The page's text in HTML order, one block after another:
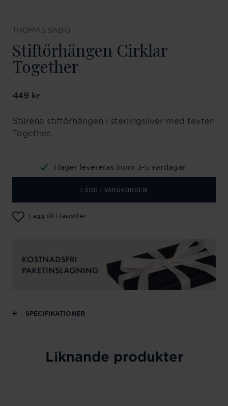
THOMAS SABO
Stiftörhängen Cirklar
Together
Pris:449 kr
449 kr
Stilrena stiftörhängen i sterlingsilver med texten
Together.
I lager levereras inom 3-5 vardagar
LÄGG I VARUKORGEN
Lägg till i favoriter
SPECIFIKATIONER
Liknande produkter